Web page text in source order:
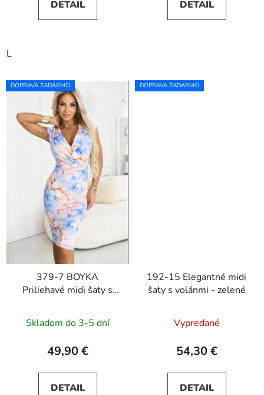
DETAIL
L
DETAIL
DOPRAVA ZADARMO
379-7 BOYKA
Priliehavé midi šaty s
béžové kvety
Skladom do 3-5 dní
49,90 €
DETAIL
DOPRAVA ZADARMO
192-15 Elegantné midi
šaty s volánmi - zelené
Vypredané
54,30 €
DETAIL